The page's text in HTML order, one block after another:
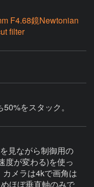
F4.68鏡Newtonian
filter
をスタック。
見ながら制御用の
度が変わる)を使っ
メラは4kで画角は
ほぼ垂直軸のみで